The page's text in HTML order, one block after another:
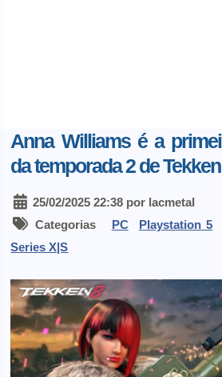
Anna Williams é a
da temporada 2 de
25/02/2025 22:38 por lacmetal
Categorias PC Playstation 5
Series X|S